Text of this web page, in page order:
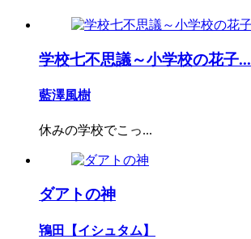
学校七不思議～小学校の花子...
藍澤風樹
休みの学校でこっ...
ダアトの神
鴇田【イシュタム】